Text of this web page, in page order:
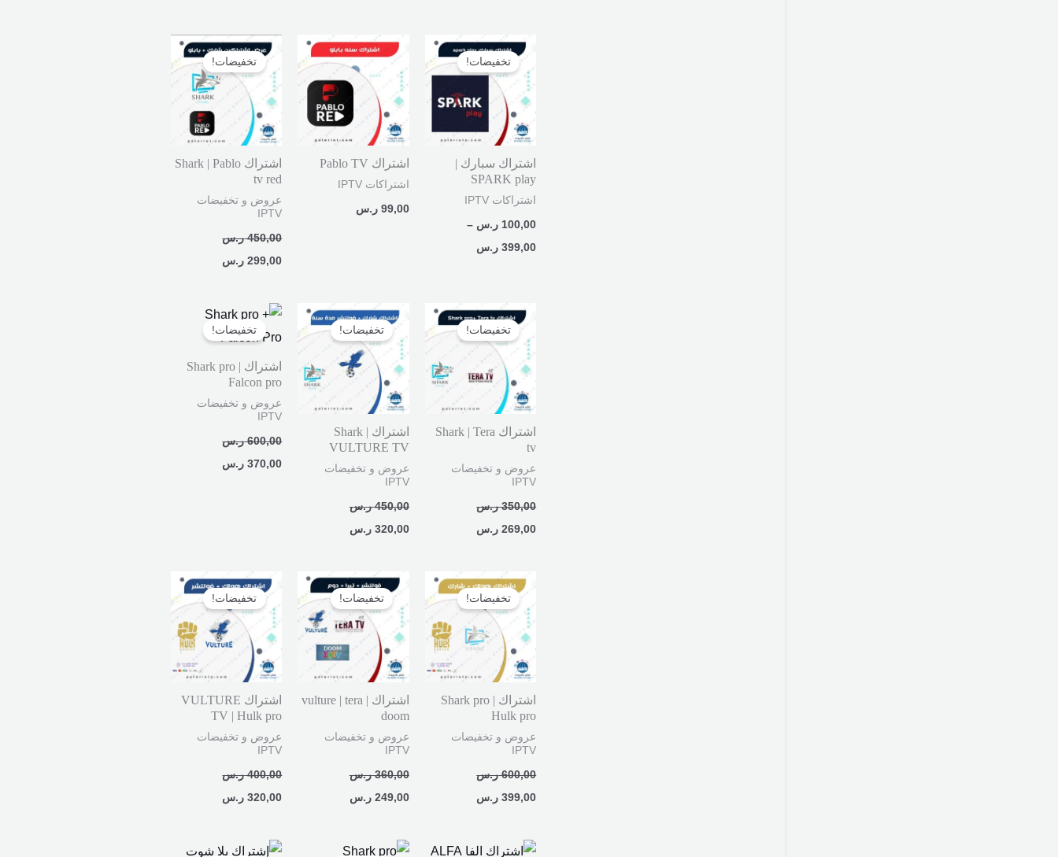
تخفيضات!
اشتراك سبارك |
SPARK play
اشتراكات IPTV
100,00 ر.س –
399,00 ر.س
نطاق
السعر:
من
خلال
⁦399,00 ر.س⁩
اشتراك Pablo TV
اشتراكات IPTV
99,00 ر.س
تخفيضات!
اشتراك Shark | Pablo
tv red
عروض و تخفيضات
IPTV
450,00 ر.س
السعر
الأصلي
هو:
450,00 ر.س.
299,00 ر.س
السعر
الحالي
هو:
299,00 ر.س.
تخفيضات!
اشتراك Shark | Tera
tv
عروض و تخفيضات
IPTV
350,00 ر.س
السعر
الأصلي
هو:
350,00 ر.س.
269,00 ر.س
السعر
الحالي
هو:
تخفيضات!
اشتراك Shark |
VULTURE TV
عروض و تخفيضات
IPTV
450,00 ر.س
السعر
الأصلي
هو:
450,00 ر.س.
320,00 ر.س
السعر
الحالي
هو:
تخفيضات!
اشتراك Shark pro |
Falcon pro
عروض و تخفيضات
IPTV
600,00 ر.س
السعر
هو:
370,00 ر.س
السعر
الحالي
هو:
تخفيضات!
اشتراك Shark pro |
Hulk pro
عروض و تخفيضات
IPTV
600,00 ر.س
السعر
الأصلي
هو:
600,00 ر.س.
399,00 ر.س
السعر
الحالي
هو:
399,00 ر.س.
تخفيضات!
اشتراك vulture | tera |
doom
عروض و تخفيضات
IPTV
360,00 ر.س
السعر
الأصلي
هو:
360,00 ر.س.
249,00 ر.س
السعر
الحالي
هو:
249,00 ر.س.
تخفيضات!
اشتراك VULTURE
TV | Hulk pro
عروض و تخفيضات
IPTV
400,00 ر.س
السعر
الأصلي
هو:
400,00 ر.س.
320,00 ر.س
السعر
الحالي
هو:
320,00 ر.س.
نطاق
السعر
السعر
السعر
السعر